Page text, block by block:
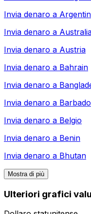
Invia denaro a
Invia denaro a
Invia denaro a Austria
Invia denaro a Bahrain
Invia denaro a
Invia denaro a
Invia denaro a Belgio
Invia denaro a Benin
Invia denaro a Bhutan
Mostra di più
Ulteriori grafici